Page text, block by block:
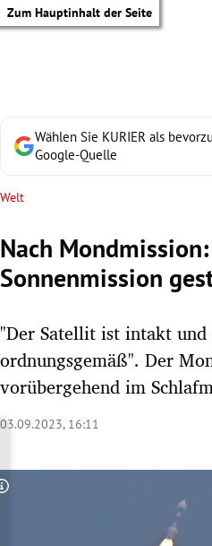
Zum Hauptinhalt der Seite
Untermenü
Untermenü
Wählen Sie KURIER als
Google-Quelle
Welt
Nach
Sonnenmission
"Der Satellit ist intakt
ordnungsgemäß". Der
vorübergehend im
03.09.2023, 16:11
Copyright-Hinweis öffnen/schließen